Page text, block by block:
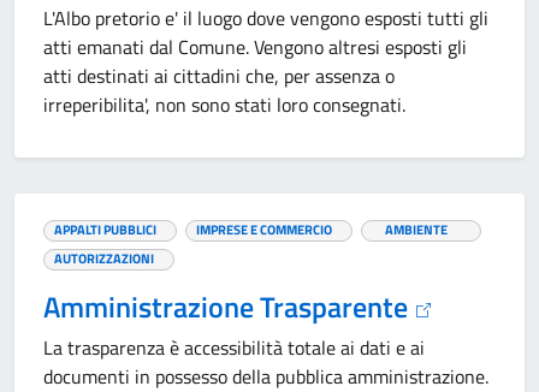
L'Albo pretorio e' il luogo dove vengono esposti tutti gli
atti emanati dal Comune. Vengono altresi esposti gli
atti destinati ai cittadini che, per assenza o
irreperibilita', non sono stati loro consegnati.
APPALTI PUBBLICI IMPRESE E COMMERCIO
AMBIENTE
AUTORIZZAZIONI
Amministrazione Trasparente
La trasparenza è accessibilità totale ai dati e ai
documenti in possesso della pubblica amministrazione.